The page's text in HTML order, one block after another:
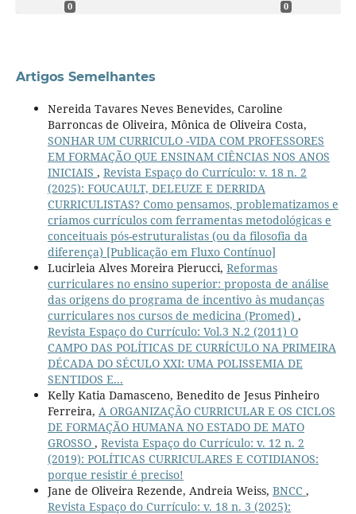
0 0
Artigos Semelhantes
Nereida Tavares Neves Benevides, Caroline
Barroncas de Oliveira, Mônica de Oliveira Costa,
SONHAR UM CURRICULO -VIDA COM PROFESSORES
EM FORMAÇÃO QUE ENSINAM CIÊNCIAS NOS ANOS
INICIAIS , Revista Espaço do Currículo: v. 18 n. 2
(2025): FOUCAULT, DELEUZE E DERRIDA
CURRICULISTAS? Como pensamos, problematizamos e
criamos currículos com ferramentas metodológicas e
conceituais pós-estruturalistas (ou da filosofia da
diferença) [Publicação em Fluxo Contínuo]
Lucirleia Alves Moreira Pierucci, Reformas
curriculares no ensino superior: proposta de análise
das origens do programa de incentivo às mudanças
curriculares nos cursos de medicina (Promed) ,
Revista Espaço do Currículo: Vol.3 N.2 (2011) O
CAMPO DAS POLÍTICAS DE CURRÍCULO NA PRIMEIRA
DÉCADA DO SÉCULO XXI: UMA POLISSEMIA DE
SENTIDOS E...
Kelly Katia Damasceno, Benedito de Jesus Pinheiro
Ferreira, A ORGANIZAÇÃO CURRICULAR E OS CICLOS
DE FORMAÇÃO HUMANA NO ESTADO DE MATO
GROSSO , Revista Espaço do Currículo: v. 12 n. 2
(2019): POLÍTICAS CURRICULARES E COTIDIANOS:
porque resistir é preciso!
Jane de Oliveira Rezende, Andreia Weiss, BNCC ,
Revista Espaço do Currículo: v. 18 n. 3 (2025):